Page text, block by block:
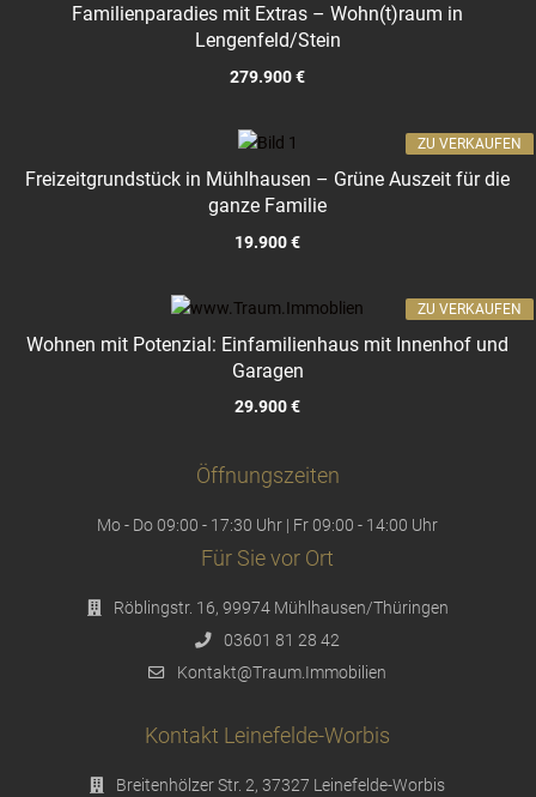
Familienparadies mit Extras – Wohn(t)raum in
Lengenfeld/Stein
279.900 €
Freizeitgrundstück in Mühlhausen – Grüne Auszeit für die
ganze Familie
19.900 €
ZU VERKAUFEN
Wohnen mit Potenzial: Einfamilienhaus mit Innenhof und
Garagen
29.900 €
ZU VERKAUFEN
Öffnungszeiten
Mo - Do 09:00 - 17:30 Uhr | Fr 09:00 - 14:00 Uhr
Für Sie vor Ort
Röblingstr. 16, 99974 Mühlhausen/Thüringen
03601 81 28 42
Kontakt@Traum.Immobilien
Kontakt Leinefelde-Worbis
Breitenhölzer Str. 2, 37327 Leinefelde-Worbis